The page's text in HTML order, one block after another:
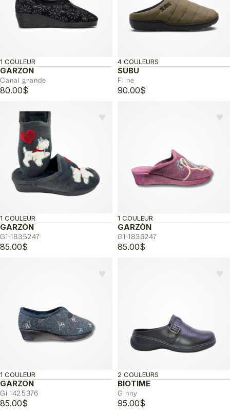
GARZÒN
Canal grande
1 COULEUR
80.00$
SUBU
Fline
4 COULEURS
90.00$
♥︎
GARZÒN
G1-1835247
1 COULEUR
85.00$
♥︎
GARZÒN
G1-1836247
1 COULEUR
85.00$
♥︎
GARZÒN
Gi 1425376
1 COULEUR
85.00$
♥︎
BIOTIME
Ginny
2 COULEURS
95.00$